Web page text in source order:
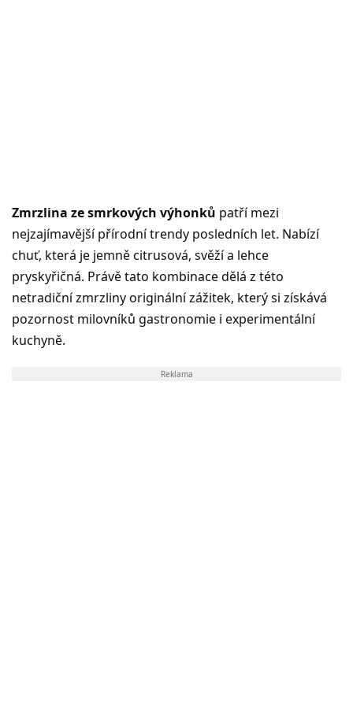
Zmrzlina ze smrkových výhonků patří mezi
nejzajímavější přírodní trendy posledních let. Nabízí
chuť, která je jemně citrusová, svěží a lehce
pryskyřičná. Právě tato kombinace dělá z této
netradiční zmrzliny originální zážitek, který si získává
pozornost milovníků gastronomie i experimentální
kuchyně.
Reklama